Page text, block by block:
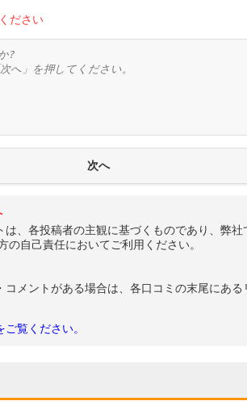
ださい
、各投稿者の主観に基づくものであり、弊
の自己責任においてご利用ください。
メントがある場合は、各口コミの末尾にあ
覧ください。